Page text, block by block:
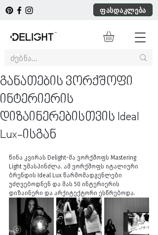
ფასდაკლება
განათების ვორქშოფი
ინტერიერის
დიზაინერებისთვის Ideal
Lux-ისგან
წინა კვირას Delight-მა ვორქშოფს Mastering
Light უმასპინძლა. ამ ვორქშოფს იტალიური
ბრენდის Ideal Lux წარმომადგენლები
უძღვებოდნენ და მას 50 ინტერიერის
დიზაინერი და არქიტექტორი ესწრებოდა.